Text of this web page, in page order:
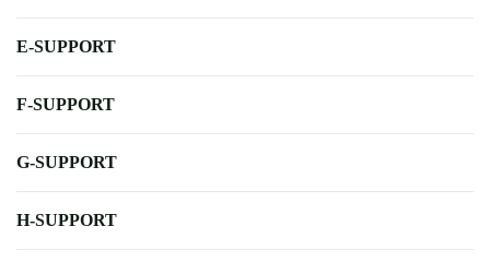
E-SUPPORT
F-SUPPORT
G-SUPPORT
H-SUPPORT